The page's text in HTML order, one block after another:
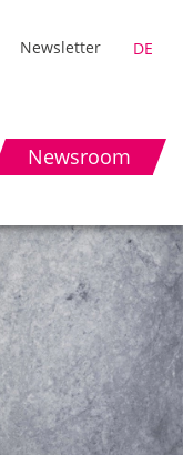
Newsletter DE
Newsroom